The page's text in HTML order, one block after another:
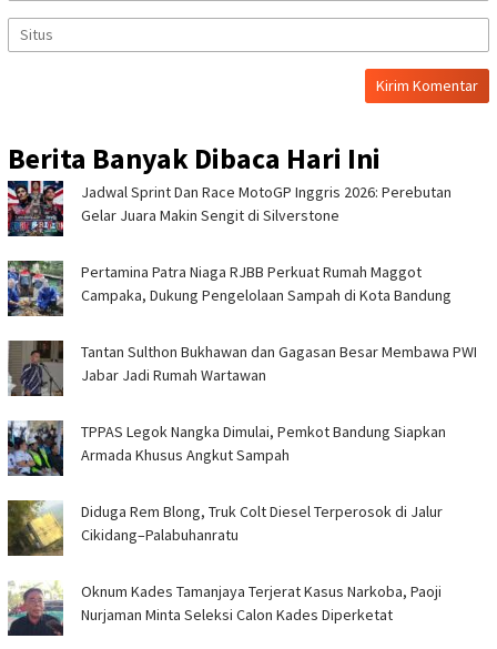
Berita Banyak Dibaca Hari Ini
Jadwal Sprint Dan Race MotoGP Inggris 2026: Perebutan
Gelar Juara Makin Sengit di Silverstone
Pertamina Patra Niaga RJBB Perkuat Rumah Maggot
Campaka, Dukung Pengelolaan Sampah di Kota Bandung
Tantan Sulthon Bukhawan dan Gagasan Besar Membawa PWI
Jabar Jadi Rumah Wartawan
TPPAS Legok Nangka Dimulai, Pemkot Bandung Siapkan
Armada Khusus Angkut Sampah
Diduga Rem Blong, Truk Colt Diesel Terperosok di Jalur
Cikidang–Palabuhanratu
Oknum Kades Tamanjaya Terjerat Kasus Narkoba, Paoji
Nurjaman Minta Seleksi Calon Kades Diperketat